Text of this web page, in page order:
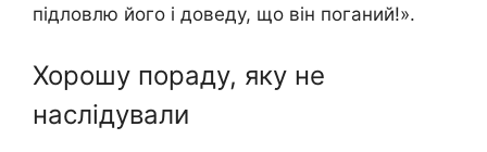
підловлю його і доведу, що він поганий!».
Хорошу пораду, яку не
наслідували